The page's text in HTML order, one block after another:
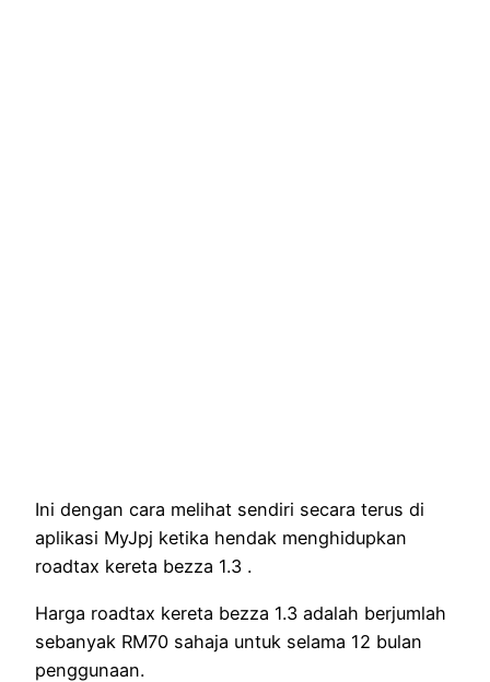
Ini dengan cara melihat sendiri secara terus di
aplikasi MyJpj ketika hendak menghidupkan
roadtax kereta bezza 1.3 .
Harga roadtax kereta bezza 1.3 adalah berjumlah
sebanyak RM70 sahaja untuk selama 12 bulan
penggunaan.